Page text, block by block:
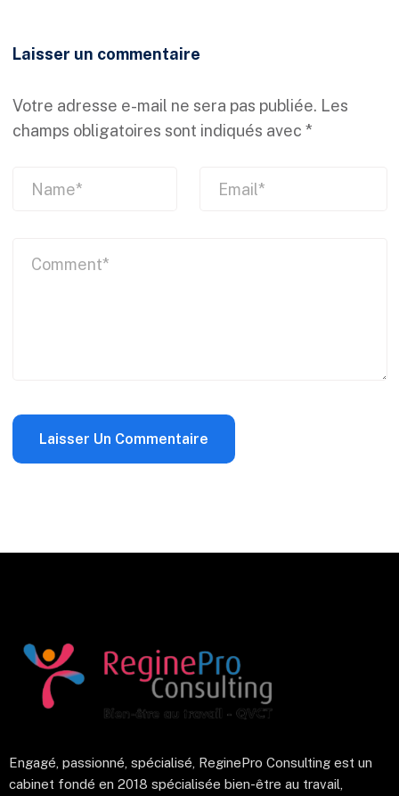
Laisser un commentaire
Votre adresse e-mail ne sera pas publiée. Les
champs obligatoires sont indiqués avec *
Engagé, passionné, spécialisé, ReginePro Consulting est un
cabinet fondé en 2018 spécialisée bien-être au travail,